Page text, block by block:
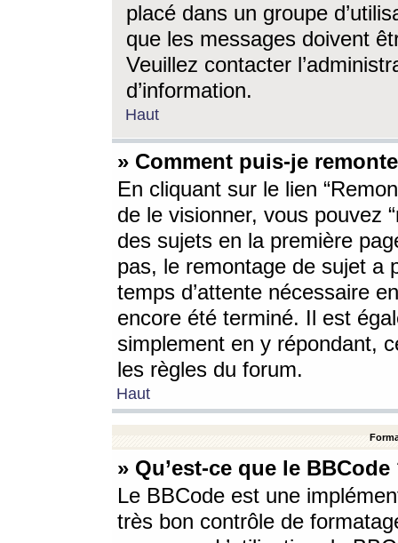
placé dans un groupe
que les messages doivent
Veuillez contacter
d’information.
Haut
» Comment puis-je
En cliquant sur le lien
de le visionner, vous pouvez
des sujets en la première
pas, le remontage de sujet a
temps d’attente nécessaire
encore été terminé. Il est
simplement en y répondant,
les règles du forum.
Haut
» Qu’est-ce que le BBCode
Le BBCode est une
très bon contrôle de